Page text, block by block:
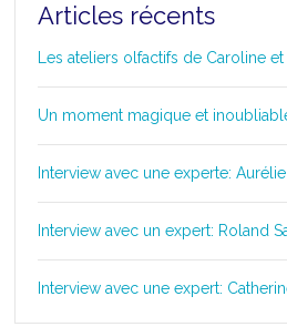
Articles récents
Les ateliers olfactifs de Caroline et
Un moment magique et
Interview avec une experte:
Interview avec un expert: Roland
Interview avec une expert: